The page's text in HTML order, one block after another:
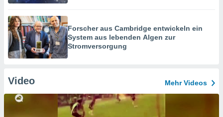
Forscher aus Cambridge entwickeln ein
System aus lebenden Algen zur
Stromversorgung
Video Mehr Videos